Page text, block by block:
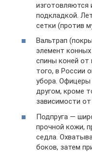
изготовляются
подкладкой.
сетки (против
Вальтрап
элемент
спины коней
того, в России
убора. Офицеры
другом, кроме
зависимости
Подпруга —
прочной кожи,
седла.
боков, затем